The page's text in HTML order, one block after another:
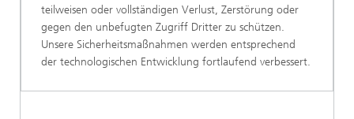
teilweisen oder vollständigen Verlust, Zerstörung oder
gegen den unbefugten Zugriff Dritter zu schützen.
Unsere Sicherheitsmaßnahmen werden entsprechend
der technologischen Entwicklung fortlaufend verbessert.